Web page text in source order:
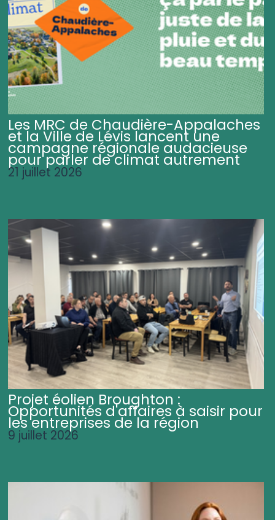
Les MRC de Chaudière-Appalaches
et la Ville de Lévis lancent une
campagne régionale audacieuse
pour parler de climat autrement
21 juillet 2026
Projet éolien Broughton :
Opportunités d'affaires à saisir pour
les entreprises de la région
9 juillet 2026